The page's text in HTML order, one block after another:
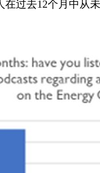
在过去12个月中从